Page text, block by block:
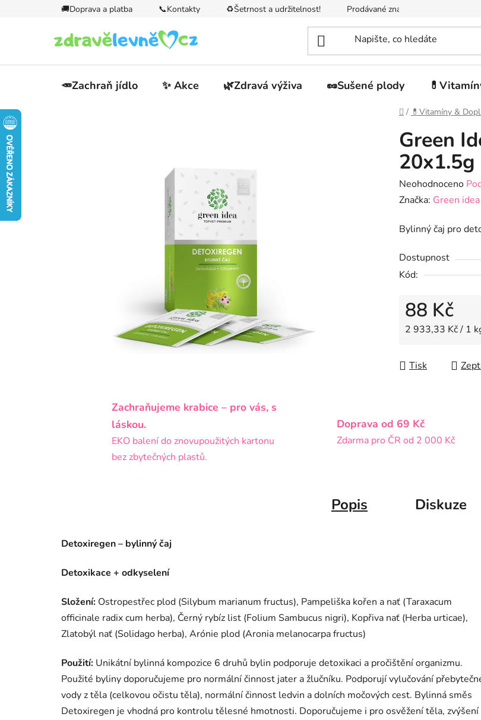
🚚Doprava a platba 📞Kontakty ♻️Šetrnost a udržitelnost! Prodávané značky
🥕Zachraň jídlo ✨ Akce 🌿Zdravá výživa 🥜Sušené plody
Domů
/ 💊Vitamíny &
Green
20x1.5g
Průměrné
hodnocení
je
z
5
Neohodnoceno
Značka: Green idea
Bylinný čaj pro
Dostupnost
Kód:
88 Kč
Měrná cena:
2 933,33 Kč / 1
Tisk
Zachraňujeme krabice – pro vás, s
láskou.
EKO balení do znovupoužitých kartonu
bez zbytečných plastů.
Doprava od 69 Kč
Zdarma pro ČR od 2 000 Kč
Popis Diskuze
Detoxiregen – bylinný čaj
Detoxikace + odkyselení​
Složení: Ostropestřec plod (Silybum marianum fructus), Pampeliška kořen a nať (Taraxacum
officinale radix cum herba), Černý rybíz list (Folium Sambucus nigri), Kopřiva nať (Herba urticae),
Zlatobýl nať (Solidago herba), Arónie plod (Aronia melanocarpa fructus)
Použití: Unikátní bylinná kompozice 6 druhů bylin podporuje detoxikaci a pročištění organizmu.
Použité byliny doporučujeme pro normální činnost jater a žlučníku. Podporují vylučování
vody z těla (celkovou očistu těla), normální činnost ledvin a dolních močových cest. Bylinná směs
Detoxiregen je vhodná pro kontrolu tělesné hmotnosti. Doporučujeme i pro osvěžení těla, zvýšení